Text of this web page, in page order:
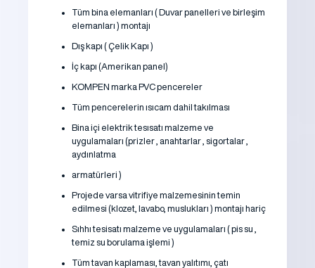
Tüm bina elemanları ( Duvar panelleri ve birleşim
elemanları ) montajı
Dış kapı ( Çelik Kapı )
İç kapı (Amerikan panel)
KOMPEN marka PVC pencereler
Tüm pencerelerin ısıcam dahil takılması
Bina içi elektrik tesısatı malzeme ve
uygulamaları (prizler , anahtarlar , sigortalar ,
aydınlatma
armatürleri )
Projede varsa vitrifiye malzemesinin temin
edilmesi (klozet, lavabo, muslukları ) montajı hariç
Sıhhı tesisatı malzeme ve uygulamaları ( pis su ,
temiz su borulama işlemi )
Tüm tavan kaplaması, tavan yalıtımı, çatı